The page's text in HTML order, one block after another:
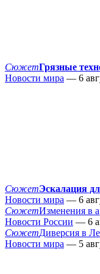
СюжетГрязные
Новости мира — 6
СюжетЭскалация
Новости мира — 6
СюжетИзменения в
Новости России — 6
СюжетДиверсия в
Новости мира — 5